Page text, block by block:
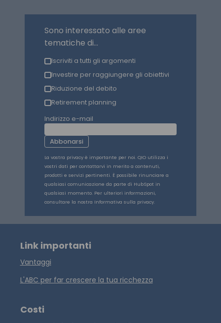
Sono interessato alle aree
tematiche di...
Iscriviti a tutti gli argomenti
Investire per raggiungere gli obiettivi
Riduzione del debito
Retirement planning
Indirizzo e-mail
Abbonarsi
La vostra privacy è importante per noi. QIO utilizza i
vostri dati per contattarvi in merito a contenuti,
prodotti e servizi pertinenti. È possibile rinunciare a
qualsiasi comunicazione da parte di HubSpot in
qualsiasi momento. Per ulteriori informazioni,
consultare la nostra Informativa sulla privacy.
Link importanti
Vantaggi
L'ABC per far crescere la tua ricchezza
Costi